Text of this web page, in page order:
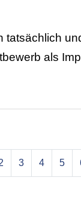
tatsächlich
als
3 4 5